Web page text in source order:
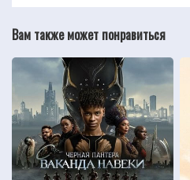
Вам также может понравиться